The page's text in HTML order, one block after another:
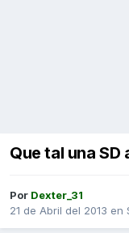
Que tal una SD
Por Dexter_31
21 de Abril del 2013 en